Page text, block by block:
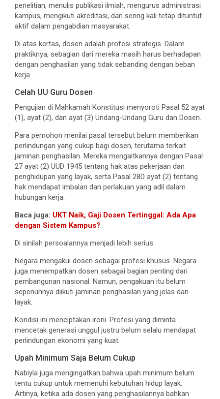
penelitian, menulis publikasi ilmiah, mengurus administrasi
kampus, mengikuti akreditasi, dan sering kali tetap dituntut
aktif dalam pengabdian masyarakat.
Di atas kertas, dosen adalah profesi strategis. Dalam
praktiknya, sebagian dari mereka masih harus berhadapan
dengan penghasilan yang tidak sebanding dengan beban
kerja.
Celah UU Guru Dosen
Pengujian di Mahkamah Konstitusi menyoroti Pasal 52 ayat
(1), ayat (2), dan ayat (3) Undang-Undang Guru dan Dosen.
Para pemohon menilai pasal tersebut belum memberikan
perlindungan yang cukup bagi dosen, terutama terkait
jaminan penghasilan. Mereka mengaitkannya dengan Pasal
27 ayat (2) UUD 1945 tentang hak atas pekerjaan dan
penghidupan yang layak, serta Pasal 28D ayat (2) tentang
hak mendapat imbalan dan perlakuan yang adil dalam
hubungan kerja.
Baca juga: UKT Naik, Gaji Dosen Tertinggal: Ada Apa
dengan Sistem Kampus?
Di sinilah persoalannya menjadi lebih serius.
Negara mengakui dosen sebagai profesi khusus. Negara
juga menempatkan dosen sebagai bagian penting dari
pembangunan nasional. Namun, pengakuan itu belum
sepenuhnya diikuti jaminan penghasilan yang jelas dan
layak.
Kondisi ini menciptakan ironi. Profesi yang diminta
mencetak generasi unggul justru belum selalu mendapat
perlindungan ekonomi yang kuat.
Upah Minimum Saja Belum Cukup
Nabiyla juga mengingatkan bahwa upah minimum belum
tentu cukup untuk memenuhi kebutuhan hidup layak.
Artinya, ketika ada dosen yang penghasilannya bahkan